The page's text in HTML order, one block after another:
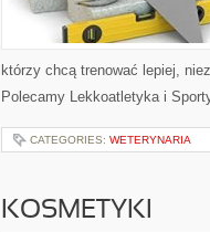
którzy chcą trenować lepiej,
Polecamy Lekkoatletyka i
CATEGORIES: WETERYNARIA
KOSMETYKI